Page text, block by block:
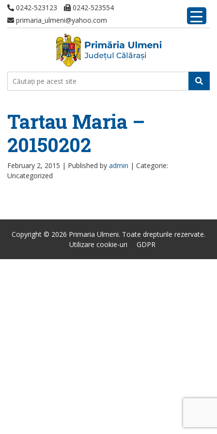
0242-523123
0242-523554
primaria_ulmeni@yahoo.com
Tartau Maria –
20150202
February 2, 2015 | Published by admin | Categorie:
Uncategorized
Copyright © 2026 Primaria Ulmeni. Toate drepturile rezervate.
Utilizare cookie-uri
GDPR